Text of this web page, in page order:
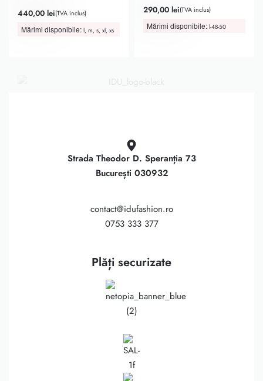
440,00 lei(TVA inclus)
Mărimi disponibile: l, m, s, xl, xs
Evaluat la 5.00din 5
290,00 lei(TVA inclus)
Mărimi disponibile: l-48-50
Strada Theodor D. Speranția 73
București 030932
contact@idufashion.ro
0753 333 377
Plăți securizate